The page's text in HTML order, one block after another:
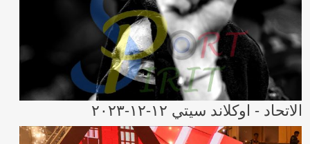
الاتحاد - اوكلاند سيتي ١٢-١٢-٢٠٢٣